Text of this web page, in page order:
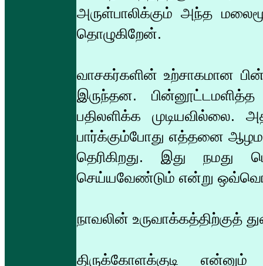
அருள்பாலிக்கும் அந்த
தொழுகிறேன்.
வாசகர்களின் உற்சாகமான
இருந்தன.
பதிலளிக்க
பார்க்கும்போது எத்தனை
தெரிகிறது. இது நமது
செய்யவேண்டும் என்று
நாவலின்
திருக்கோளக்குடி